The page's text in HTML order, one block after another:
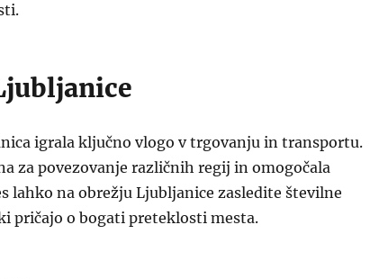
igrala ključno vlogo v trgovanju in transportu.
za povezovanje različnih regij in omogočala
lahko na obrežju Ljubljanice zasledite številne
pričajo o bogati preteklosti mesta.